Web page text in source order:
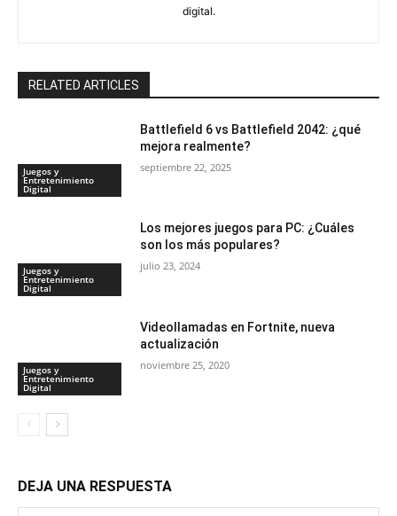
digital.
RELATED ARTICLES
Juegos y
Entretenimiento
Digital
Battlefield 6 vs Battlefield 2042: ¿qué
mejora realmente?
septiembre 22, 2025
Juegos y
Entretenimiento
Digital
Los mejores juegos para PC: ¿Cuáles
son los más populares?
julio 23, 2024
Juegos y
Entretenimiento
Digital
Videollamadas en Fortnite, nueva
actualización
noviembre 25, 2020
DEJA UNA RESPUESTA